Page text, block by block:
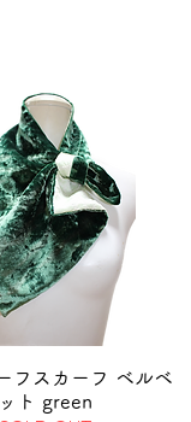
フスカーフ ベルベ
ット green